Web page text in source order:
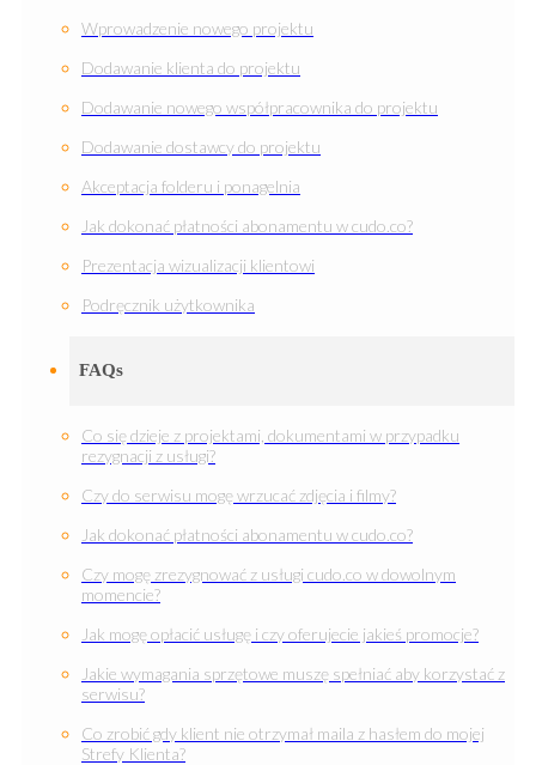
Wprowadzenie nowego projektu
Dodawanie klienta do projektu
Dodawanie nowego współpracownika do projektu
Dodawanie dostawcy do projektu
Akceptacja folderu i ponagelnia
Jak dokonać płatności abonamentu w cudo.co?
Prezentacja wizualizacji klientowi
Podręcznik użytkownika
FAQs
Co się dzieje z projektami, dokumentami w przypadku
rezygnacji z usługi?
Czy do serwisu mogę wrzucać zdjęcia i filmy?
Jak dokonać płatności abonamentu w cudo.co?
Czy mogę zrezygnować z usługi cudo.co w dowolnym
momencie?
Jak mogę opłacić usługę i czy oferujecie jakieś promocje?
Jakie wymagania sprzętowe muszę spełniać aby korzystać z
serwisu?
Co zrobić gdy klient nie otrzymał maila z hasłem do mojej
Strefy Klienta?